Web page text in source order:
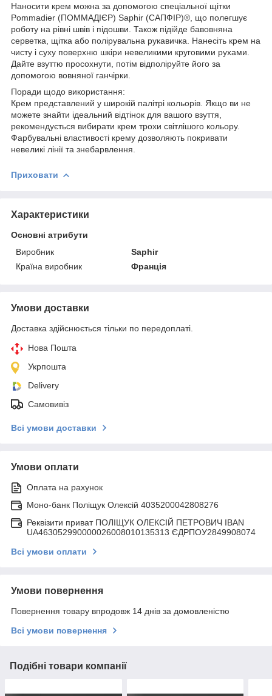
Наносити крем можна за допомогою спеціальної щітки
Pommadier (ПОММАДІЄР) Saphir (САПФІР)®, що полегшує
роботу на рівні швів і підошви. Також підійде бавовняна
серветка, щітка або полірувальна рукавичка. Нанесіть крем на
чисту і суху поверхню шкіри невеликими круговими рухами.
Дайте взуттю просохнути, потім відполіруйте його за
допомогою вовняної ганчірки.
Поради щодо використання:
Крем представлений у широкій палітрі кольорів. Якщо ви не
можете знайти ідеальний відтінок для вашого взуття,
рекомендується вибирати крем трохи світлішого кольору.
Фарбувальні властивості крему дозволяють покривати
невеликі лінії та знебарвлення.
Приховати
Характеристики
Основні атрибути
Виробник
Saphir
Країна виробник
Франція
Умови доставки
Доставка здійснюється тільки по передоплаті.
Нова Пошта
Укрпошта
Delivery
Самовивіз
Всі умови доставки
Умови оплати
Оплата на рахунок
Моно-банк Поліщук Олексій 4035200042808276
Реквізити приват ПОЛІЩУК ОЛЕКСІЙ ПЕТРОВИЧ IBAN
UA463052990000026008010135313 ЄДРПОУ2849908074
Всі умови оплати
Умови повернення
Повернення товару впродовж 14 днів за домовленістю
Всі умови повернення
Подібні товари компанії